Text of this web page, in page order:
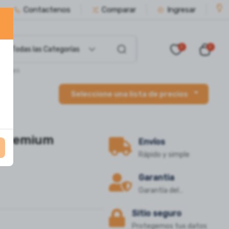
Contactenos Comparar Ingresar
Todas las Categorías
Seleccione una lista de precios
Envíos
Rápido y simple
Garantia
Garantía del
Sitio seguro
Protegemos tus datos